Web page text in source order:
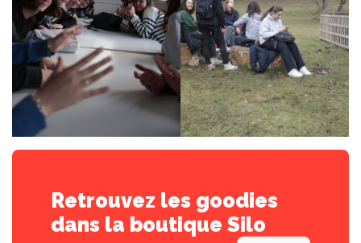
Retrouvez les goodies
dans la boutique Silo